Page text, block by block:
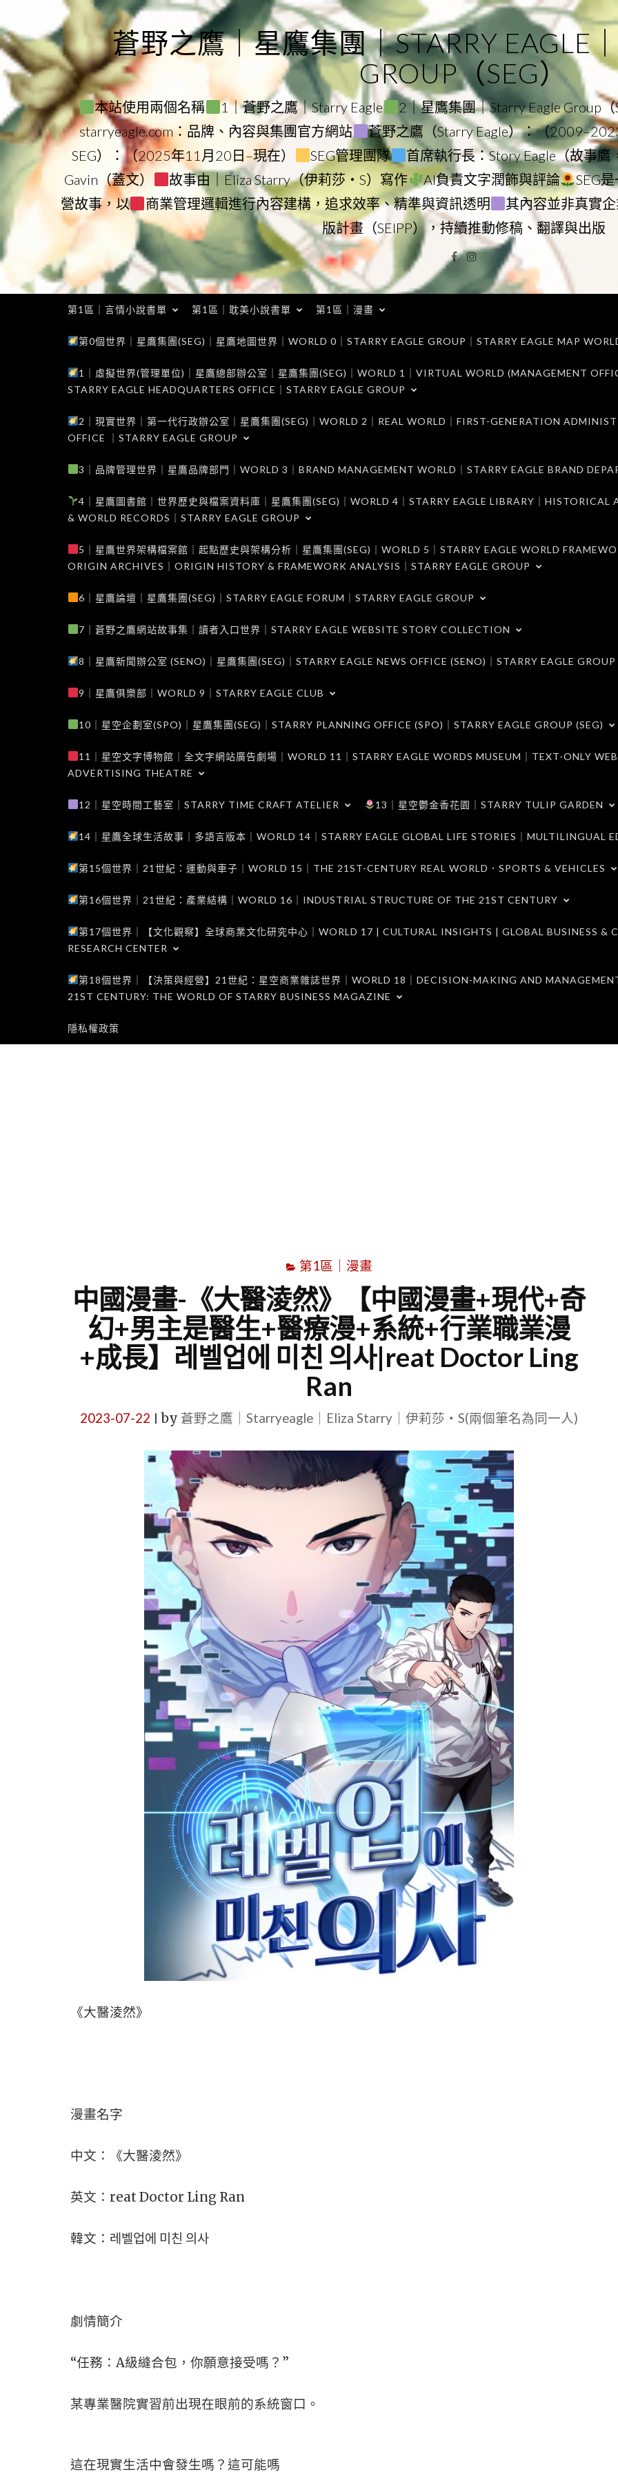
to
content
蒼野之鷹｜星鷹集團｜STARRY EAGLE
GROUP（SEG）
本站使用兩個名稱 1｜蒼野之鷹｜Starry Eagle 2｜星鷹集團｜Starry Eagle Group（
starryeagle.com：品牌、內容與集團官方網站
蒼野之鷹（Starry Eagle）：（
SEG）：（2025年11月20日–現在）
SEG管理團隊 首席執行長：Story Eagle（故事鷹
Gavin（蓋文）
故事由｜Eliza Starry（伊莉莎・S）寫作 AI負責文字潤飾與評論
SEG
營故事，以
商業管理邏輯進行內容建構，追求效率、精準與資訊透明 其內容並非真實
版計畫（SEIPP），持續推動修稿、翻譯與出版
Facebook
Instagram
第1區｜言情小說書單 第1區｜耽美小說書單 第1區｜漫畫
第0個世界｜星鷹集團(SEG)｜星鷹地圖世界｜WORLD 0｜STARRY EAGLE GROUP｜STARRY EAGLE MAP
1｜虛擬世界(管理單位)｜星鷹總部辦公室｜星鷹集團(SEG)｜WORLD 1｜VIRTUAL WORLD (MANAGEMENT
STARRY EAGLE HEADQUARTERS OFFICE｜STARRY EAGLE GROUP
2｜現實世界｜第一代行政辦公室｜星鷹集團(SEG)｜WORLD 2｜REAL WORLD｜FIRST-GENERATION
OFFICE ｜STARRY EAGLE GROUP
3｜品牌管理世界｜星鷹品牌部門｜WORLD 3｜BRAND MANAGEMENT WORLD｜STARRY EAGLE BRAND
4｜星鷹圖書館｜世界歷史與檔案資料庫｜星鷹集團(SEG)｜WORLD 4｜STARRY EAGLE LIBRARY｜HISTORICAL
& WORLD RECORDS｜STARRY EAGLE GROUP
5｜星鷹世界架構檔案館｜起點歷史與架構分析｜星鷹集團(SEG)｜WORLD 5｜STARRY EAGLE WORLD
ORIGIN ARCHIVES｜ORIGIN HISTORY & FRAMEWORK ANALYSIS｜STARRY EAGLE GROUP
6｜星鷹論壇｜星鷹集團(SEG)｜STARRY EAGLE FORUM｜STARRY EAGLE GROUP
7｜蒼野之鷹網站故事集｜讀者入口世界｜STARRY EAGLE WEBSITE STORY COLLECTION
8｜星鷹新聞辦公室 (SENO)｜星鷹集團(SEG)｜STARRY EAGLE NEWS OFFICE (SENO)｜STARRY EAGLE GROUP
9｜星鷹俱樂部｜WORLD 9｜STARRY EAGLE CLUB
10｜星空企劃室(SPO)｜星鷹集團(SEG)｜STARRY PLANNING OFFICE (SPO)｜STARRY EAGLE GROUP (SEG)
11｜星空文字博物館｜全文字網站廣告劇場｜WORLD 11｜STARRY EAGLE WORDS MUSEUM｜TEXT-ONLY
ADVERTISING THEATRE
12｜星空時間工藝室｜STARRY TIME CRAFT ATELIER 13｜星空鬱金香花園｜STARRY TULIP GARDEN
14｜星鷹全球生活故事｜多語言版本｜WORLD 14｜STARRY EAGLE GLOBAL LIFE STORIES｜MULTILINGUAL
第15個世界｜21世紀：運動與車子｜WORLD 15｜THE 21ST-CENTURY REAL WORLD．SPORTS & VEHICLES
第16個世界｜21世紀：產業結構｜WORLD 16｜INDUSTRIAL STRUCTURE OF THE 21ST CENTURY
第17個世界｜【文化觀察】全球商業文化研究中心｜WORLD 17 | CULTURAL INSIGHTS | GLOBAL BUSINESS &
RESEARCH CENTER
第18個世界｜【決策與經營】21世紀：星空商業雜誌世界｜WORLD 18｜DECISION-MAKING AND
21ST CENTURY: THE WORLD OF STARRY BUSINESS MAGAZINE
隱私權政策
第1區｜漫畫
中國漫畫-《大醫淩然》【中國漫畫+現代+奇
幻+男主是醫生+醫療漫+系統+行業職業漫
+成長】레벨업에 미친 의사|reat Doctor Ling
Ran
2023-07-22 by 蒼野之鷹｜Starryeagle｜Eliza Starry｜伊莉莎・S(兩個筆名為同一人)
《大醫淩然》
漫畫名字
中文：《大醫淩然》
英文：reat Doctor Ling Ran
韓文：레벨업에 미친 의사
劇情簡介
“任務：A級縫合包，你願意接受嗎？”
某專業醫院實習前出現在眼前的系統窗口。
這在現實生活中會發生嗎？這可能嗎